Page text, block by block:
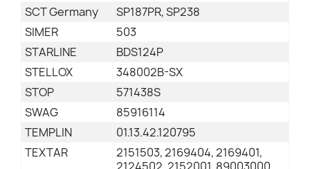
SCT Germany
SP187PR, SP238
SIMER
503
STARLINE
BDS124P
STELLOX
348002B-SX
STOP
571438S
SWAG
85916114
TEMPLIN
01.13.42.120795
TEXTAR
2151503, 2169404, 2169401,